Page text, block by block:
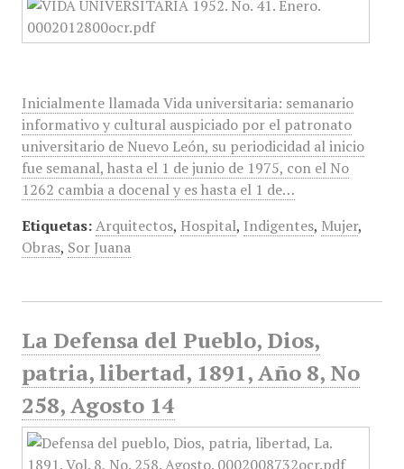
Inicialmente llamada Vida universitaria: semanario
informativo y cultural auspiciado por el patronato
universitario de Nuevo León, su periodicidad al inicio
fue semanal, hasta el 1 de junio de 1975, con el No
1262 cambia a docenal y es hasta el 1 de…
Etiquetas: Arquitectos, Hospital, Indigentes, Mujer,
Obras, Sor Juana
La Defensa del Pueblo, Dios,
patria, libertad, 1891, Año 8, No
258, Agosto 14